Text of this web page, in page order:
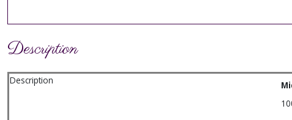
Description
Description